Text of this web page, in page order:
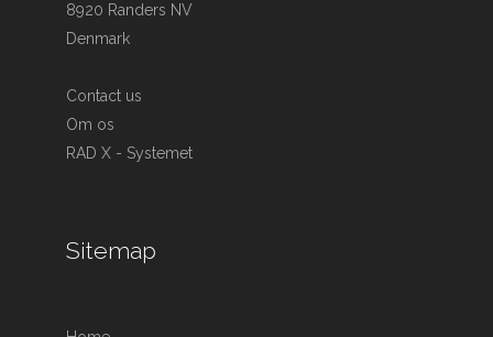
8920 Randers NV
Denmark
Contact us
Om os
RAD X - Systemet
Sitemap